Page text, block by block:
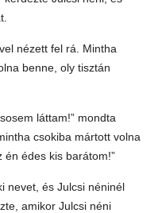
nézett fel rá. Mintha
benne, oly tisztán
láttam!” mondta
csokiba mártott volna
én édes kis barátom!”
nevet, és Julcsi néninél
amikor Julcsi néni